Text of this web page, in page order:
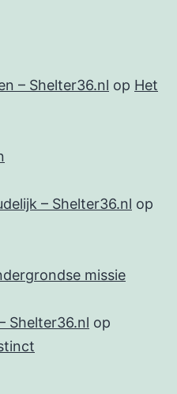
– Shelter36.nl op Het
– Shelter36.nl op
missie
Shelter36.nl op